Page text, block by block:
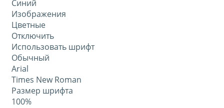
Синий
Изображения
Цветные
Отключить
Использовать шрифт
Обычный
Arial
Times New Roman
Размер шрифта
100%